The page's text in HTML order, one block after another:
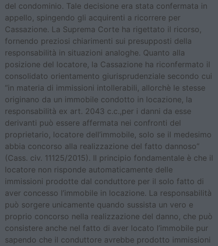
del condominio. Tale decisione era stata confermata in
appello, spingendo gli acquirenti a ricorrere per
Cassazione. La Suprema Corte ha rigettato il ricorso,
fornendo preziosi chiarimenti sui presupposti della
responsabilità in situazioni analoghe. Quanto alla
posizione del locatore, la Cassazione ha riconfermato il
consolidato orientamento giurisprudenziale secondo cui
“in materia di immissioni intollerabili, allorchè le stesse
originano da un immobile condotto in locazione, la
responsabilità ex art. 2043 c.c.,per i danni da esse
derivanti può essere affermata nei confronti del
proprietario, locatore dell’immobile, solo se il medesimo
abbia concorso alla realizzazione del fatto dannoso”
(Cass. civ. 11125/2015). Il principio fondamentale è che il
locatore non risponde automaticamente delle
immissioni prodotte dal conduttore per il solo fatto di
aver concesso l’immobile in locazione. La responsabilità
può sorgere unicamente quando sussista un vero e
proprio concorso nella realizzazione del danno, che può
consistere anche nel fatto di aver locato l’immobile pur
sapendo che il conduttore avrebbe prodotto immissioni